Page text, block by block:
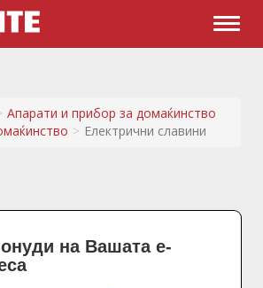
Апарати и прибор за домаќинство
Електрични славини
на Вашата е-